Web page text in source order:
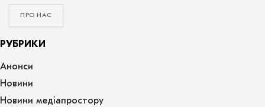
ПРО НАС
РУБРИКИ
Анонси
Новини
Новини медіапростору